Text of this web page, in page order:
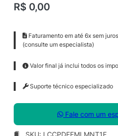
R$ 0,00
Faturamento em até 6x sem
(consulte um especialista)
Valor final já inclui todos os
Suporte técnico especializado
Fale com um
SKU: LCCPDFFMLMNT1F